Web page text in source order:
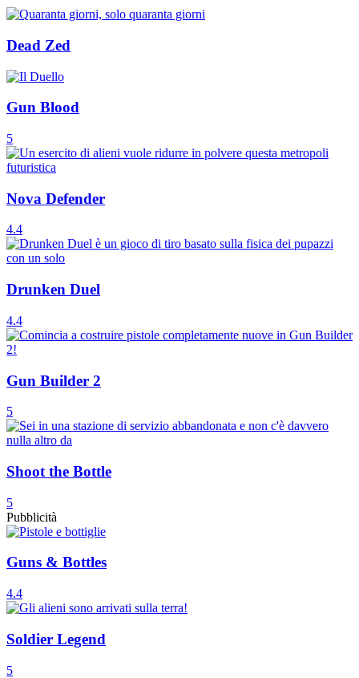
Dead Zed
Gun Blood
5
Nova Defender
4.4
Drunken Duel
4.4
Gun Builder 2
5
Shoot the Bottle
5
Pubblicità
Guns & Bottles
4.4
Soldier Legend
5